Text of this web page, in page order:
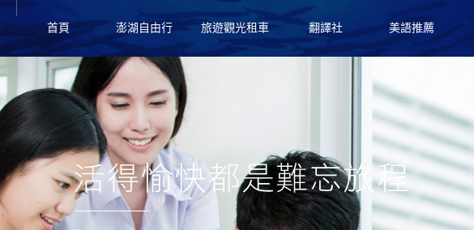
首頁 澎湖自由行 旅遊觀光租車 翻譯社 美語推薦